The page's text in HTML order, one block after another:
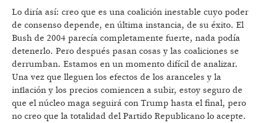
Lo diría así: creo que es una coalición inestable cuyo poder
de consenso depende, en última instancia, de su éxito. El
Bush de 2004 parecía completamente fuerte, nada podía
detenerlo. Pero después pasan cosas y las coaliciones se
derrumban. Estamos en un momento difícil de analizar.
Una vez que lleguen los efectos de los aranceles y la
inflación y los precios comiencen a subir, estoy seguro de
que el núcleo maga seguirá con Trump hasta el final, pero
no creo que la totalidad del Partido Republicano lo acepte.